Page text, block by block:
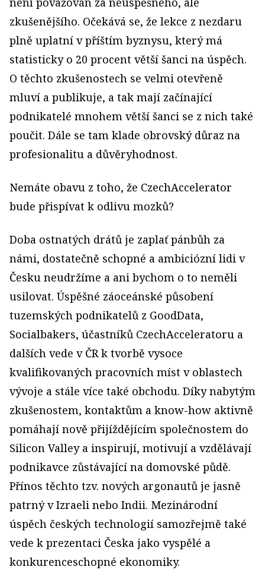
zkušenějšího. Očekává se, že lekce z nezdaru
plně uplatní v příštím byznysu, který má
statisticky o 20 procent větší šanci na úspěch.
O těchto zkušenostech se velmi otevřeně
mluví a publikuje, a tak mají začínající
podnikatelé mnohem větší šanci se z nich také
poučit. Dále se tam klade obrovský důraz na
profesionalitu a důvěryhodnost.
Nemáte obavu z toho, že CzechAccelerator
bude přispívat k odlivu mozků?
Doba ostnatých drátů je zaplať pánbůh za
námi, dostatečně schopné a ambiciózní lidi v
Česku neudržíme a ani bychom o to neměli
usilovat. Úspěšné záoceánské působení
tuzemských podnikatelů z GoodData,
Socialbakers, účastníků CzechAcceleratoru a
dalších vede v ČR k tvorbě vysoce
kvalifikovaných pracovních míst v oblastech
vývoje a stále více také obchodu. Díky nabytým
zkušenostem, kontaktům a know-how aktivně
pomáhají nově přijíždějícím společnostem do
Silicon Valley a inspirují, motivují a vzdělávají
podnikavce zůstávající na domovské půdě.
Přínos těchto tzv. nových argonautů je jasně
patrný v Izraeli nebo Indii. Mezinárodní
úspěch českých technologií samozřejmě také
vede k prezentaci Česka jako vyspělé a
konkurenceschopné ekonomiky.